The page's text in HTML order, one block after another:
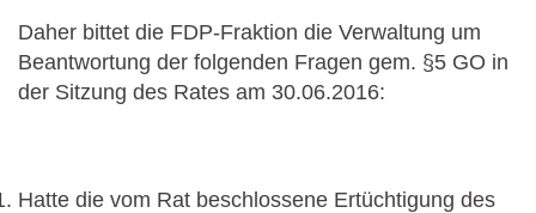
Daher bittet die FDP-Fraktion die Verwaltung um
Beantwortung der folgenden Fragen gem. §5 GO in
der Sitzung des Rates am 30.06.2016:
Hatte die vom Rat beschlossene Ertüchtigung des